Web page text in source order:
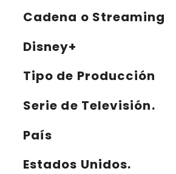
Cadena o Streaming
Disney+
Tipo de Producción
Serie de Televisión.
País
Estados Unidos.